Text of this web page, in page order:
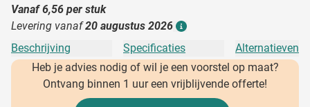
Vanaf6,56 per stuk
Levering vanaf20 augustus 2026
Beschrijving Specificaties
Alternatieven
Heb je advies nodig of wil je een voorstel op maat?
Ontvang binnen 1 uur een vrijblijvende offerte!